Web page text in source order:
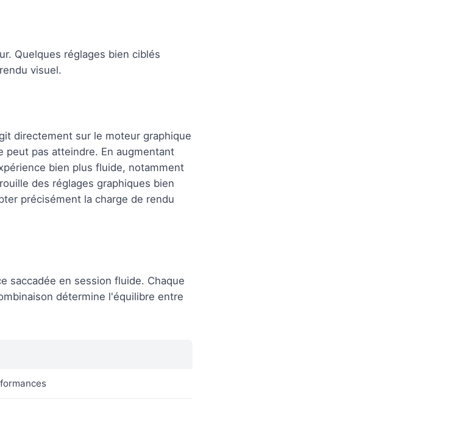
Quelques réglages bien ciblés
visuel.
directement sur le moteur graphique
peut pas atteindre. En augmentant
bien plus fluide, notamment
des réglages graphiques bien
précisément la charge de rendu
saccadée en session fluide. Chaque
détermine l'équilibre entre